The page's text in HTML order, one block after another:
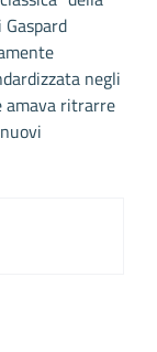
negli
amava ritrarre